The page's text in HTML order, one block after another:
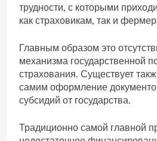
трудности, с которыми
как страховикам, так и
Главным образом это
механизма государственной
страхования. Существует
самим оформление
субсидий от государства.
Традиционно самой главной